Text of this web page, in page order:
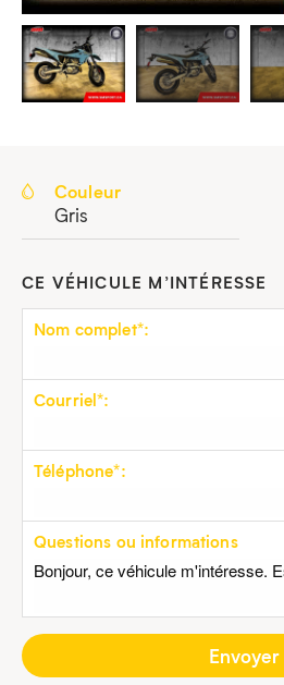
Couleur
Gris
CE VÉHICULE M’INTÉRESSE
Nom complet*:
Courriel*:
Téléphone*:
Questions ou informations